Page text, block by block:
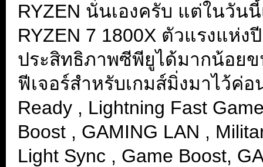
RYZEN นั่นเองครับ แต่ในวัน
RYZEN 7 1800X ตัวแรงแห่
ประสิทธิภาพซีพียูได้มากน้อย
ฟีเจอร์สำหรับเกมส์มิ่งมาไว้ค่
Ready , Lightning Fast
Boost , GAMING LAN ,
Light Sync , Game Boost,